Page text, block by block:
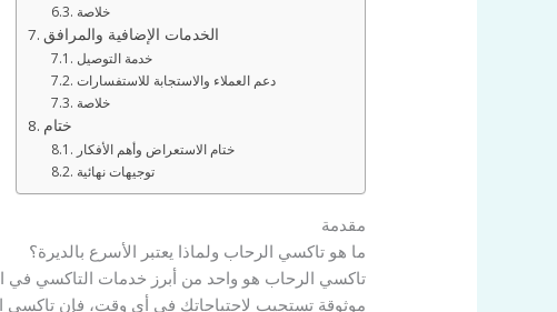
خلاصة
الخدمات الإضافية والمرافق
خدمة التوصيل
دعم العملاء والاستجابة للاستفسارات
خلاصة
ختام
ختام الاستعراض وأهم الأفكار
توجيهات نهائية
مقدمة
ما هو تاكسي الرحاب ولماذا يعتبر الأسرع بالديرة؟
تاكسي الرحاب هو واحد من أبرز خدمات التاكسي في
موثوقة تستجيب لاحتياجاتك في أي وقت، فإن تاكسي